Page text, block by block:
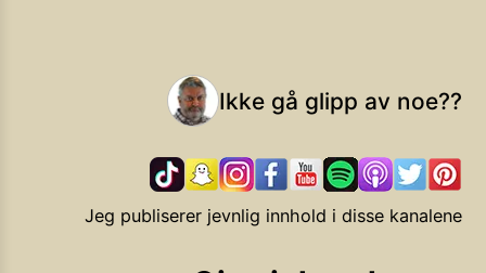
Ikke gå glipp av noe??
Jeg publiserer jevnlig innhold i disse kanalene